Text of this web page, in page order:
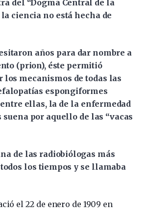
del “Dogma Central de la
ciencia no está hecha de
años para dar nombre a
(prion), éste permitió
los mecanismos de todas las
espongiformes
ellas, la de la enfermedad
suena por aquello de las “vacas
de las radiobiólogas más
los tiempos y se llamaba
el 22 de enero de 1909 en